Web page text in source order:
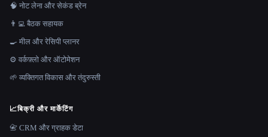
🧠 नोट लेना और सेकंड ब्रेन
👨‍💻 बैठक सहायक
🍳 मील और रेसिपी प्लानर
⚙️ वर्कफ़्लो और ऑटोमेशन
🌱 व्यक्तिगत विकास और तंदुरुस्ती
📈बिक्री और मार्केटिंग
📇 CRM और ग्राहक डेटा